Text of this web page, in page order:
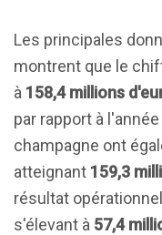
Les principales
montrent que le
à 158,4 millions
par rapport à
champagne ont
atteignant 159,3
résultat
s'élevant à 57,4